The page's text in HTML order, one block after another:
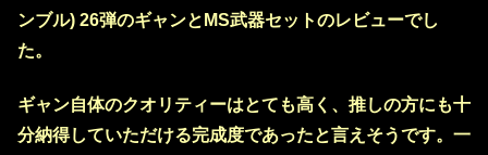
ンブル) 26弾のギャンとMS武器セットのレビューでし
た。
ギャン自体のクオリティーはとても高く、推しの方にも十
分納得していただける完成度であったと言えそうです。一